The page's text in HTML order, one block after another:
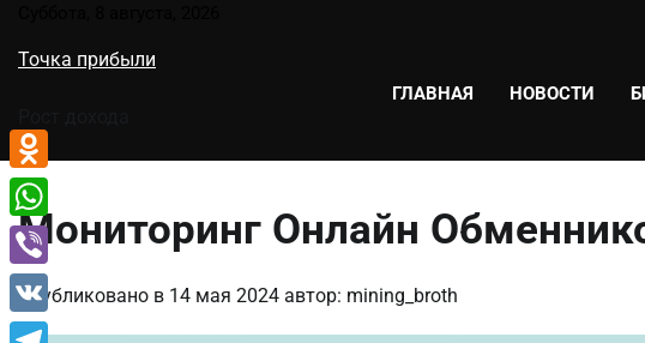
содержимому
Точка прибыли
ГЛАВНАЯ НОВОСТИ
Мониторинг Онлайн
Опубликовано в 14 мая 2024 автор: mining_broth
Odnoklassniki
WhatsApp
Viber
VK